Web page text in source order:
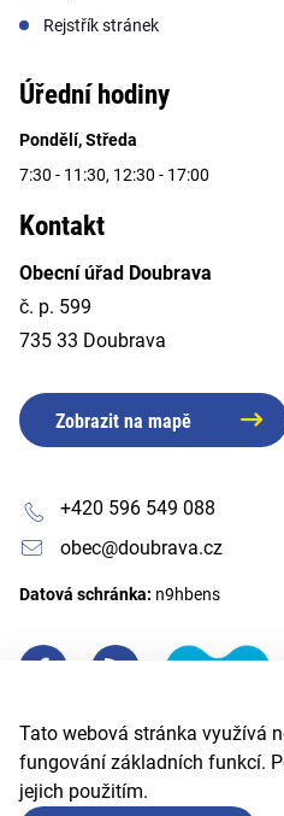
Tato webová stránka využívá
fungování základních funkcí.
jejich použitím.
Rejstřík stránek
Úřední hodiny
Pondělí, Středa
7:30 - 11:30, 12:30 - 17:00
Kontakt
Obecní úřad Doubrava
č. p. 599
735 33 Doubrava
Zobrazit na mapě
+420 596 549 088
obec@doubrava.cz
Datová schránka: n9hbens